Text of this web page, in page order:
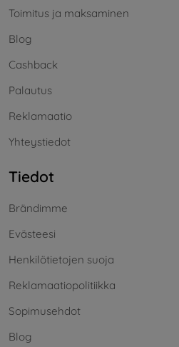
Toimitus ja maksaminen
Blog
Cashback
Palautus
Reklamaatio
Yhteystiedot
Tiedot
Brändimme
Evästeesi
Henkilötietojen suoja
Reklamaatiopolitiikka
Sopimusehdot
Blog